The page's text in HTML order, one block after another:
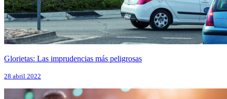
Glorietas: Las imprudencias más peligrosas
28 abril 2022